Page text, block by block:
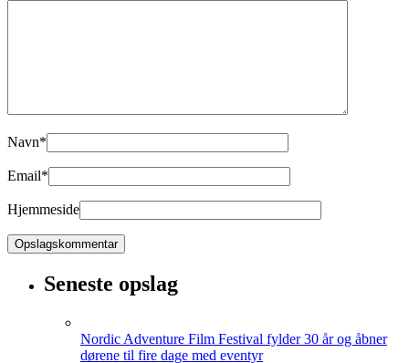
Navn*
Email*
Hjemmeside
Seneste opslag
Nordic Adventure Film Festival fylder 30 år og åbner
dørene til fire dage med eventyr